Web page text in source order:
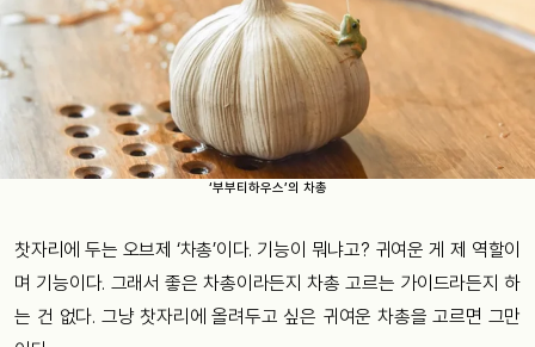
‘부부티하우스’의 차총
찻자리에 두는 오브제 ‘차총’이다. 기능이 뭐냐고? 귀여운 게 제 역할이
며 기능이다. 그래서 좋은 차총이라든지 차총 고르는 가이드라든지 하
는 건 없다. 그냥 찻자리에 올려두고 싶은 귀여운 차총을 고르면 그만